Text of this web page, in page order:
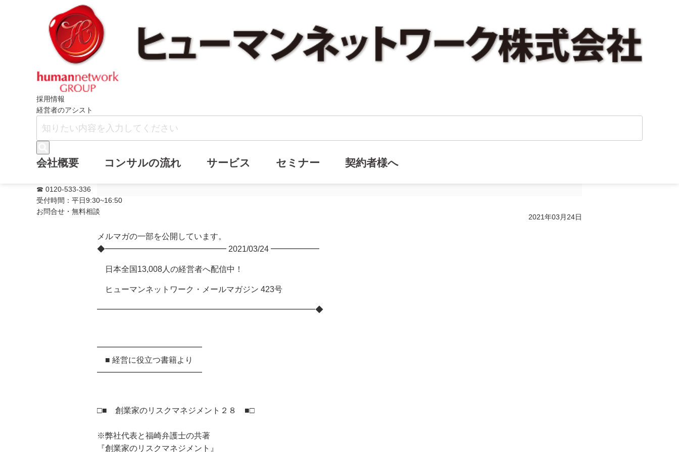
採用情報
経営者のアシスト
会社概要 コンサルの流れ サービス セミナー 契約者様へ
☎ 0120-533-336
受付時間：平日9:30~16:50
お問合せ・無料相談
メールマガジン(通号423号)
2021年03月24日
メルマガの一部を公開しています。
◆━━━━━━━━━━━━━━━ 2021/03/24 ━━━━━━
日本全国13,008人の経営者へ配信中！
ヒューマンネットワーク・メールマガジン 423号
━━━━━━━━━━━━━━━━━━━━━━━━━━━◆
━━━━━━━━━━━━━
■ 経営に役立つ書籍より
━━━━━━━━━━━━━
□■ 創業家のリスクマネジメント２８ ■□
※弊社代表と福崎弁護士の共著
『創業家のリスクマネジメント』